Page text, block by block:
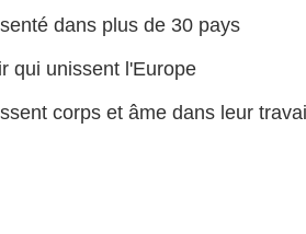
dans plus de 30 pays
qui unissent l'Europe
corps et âme dans leur travail